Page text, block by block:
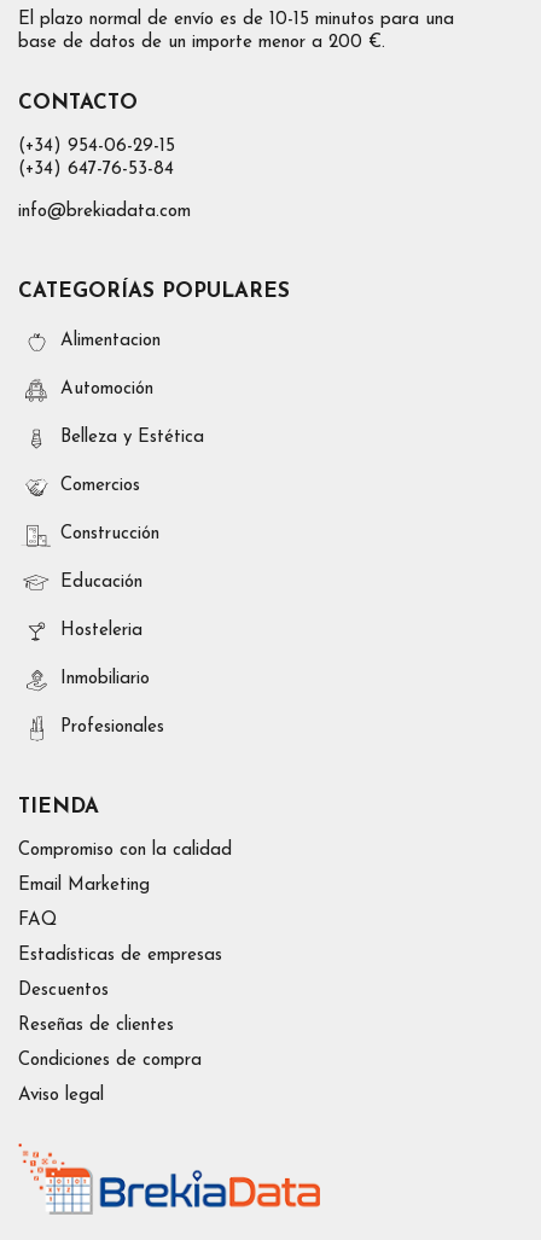
El plazo normal de envío es de 10-15 minutos para una
base de datos de un importe menor a 200 €.
CONTACTO
(+34) 954-06-29-15
(+34) 647-76-53-84
info@brekiadata.com
CATEGORÍAS POPULARES
Alimentacion
Automoción
Belleza y Estética
Comercios
Construcción
Educación
Hosteleria
Inmobiliario
Profesionales
TIENDA
Compromiso con la calidad
Email Marketing
FAQ
Estadísticas de empresas
Descuentos
Reseñas de clientes
Condiciones de compra
Aviso legal